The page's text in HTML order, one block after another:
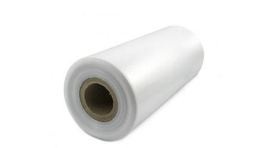
5.36 kg
Napájecí napětí
Váha balení [kg]: 6 kg